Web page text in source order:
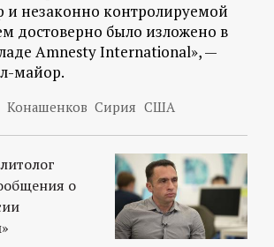
и незаконно контролируемой
достоверно было изложено в
Amnesty International», —
майор.
Конашенков Сирия США
о